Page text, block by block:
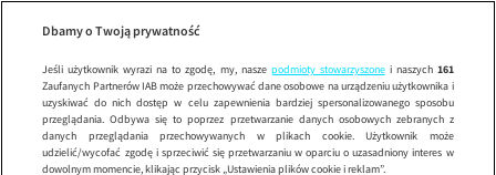
Wypróbuj aplikację mobilną
Korzystaj z łatwiejszej nawigacji i ciesz się szybszym
Dbamy o Twoją prywatność
Jeśli użytkownik wyrazi na to zgodę, my, nasze podmioty stowarzyszonei naszych 161
Zaufanych Partnerów IAB może przechowywać dane osobowe na urządzeniu użytkownika i
uzyskiwać do nich dostęp w celu zapewnienia bardziej spersonalizowanego sposobu
przeglądania. Odbywa się to poprzez przetwarzanie danych osobowych zebranych z
danych przeglądania przechowywanych w plikach cookie. Użytkownik może
udzielić/wycofać zgodę i sprzeciwić się przetwarzaniu w oparciu o uzasadniony interes w
dowolnym momencie, klikając przycisk „Ustawienia plików cookie i reklam”.